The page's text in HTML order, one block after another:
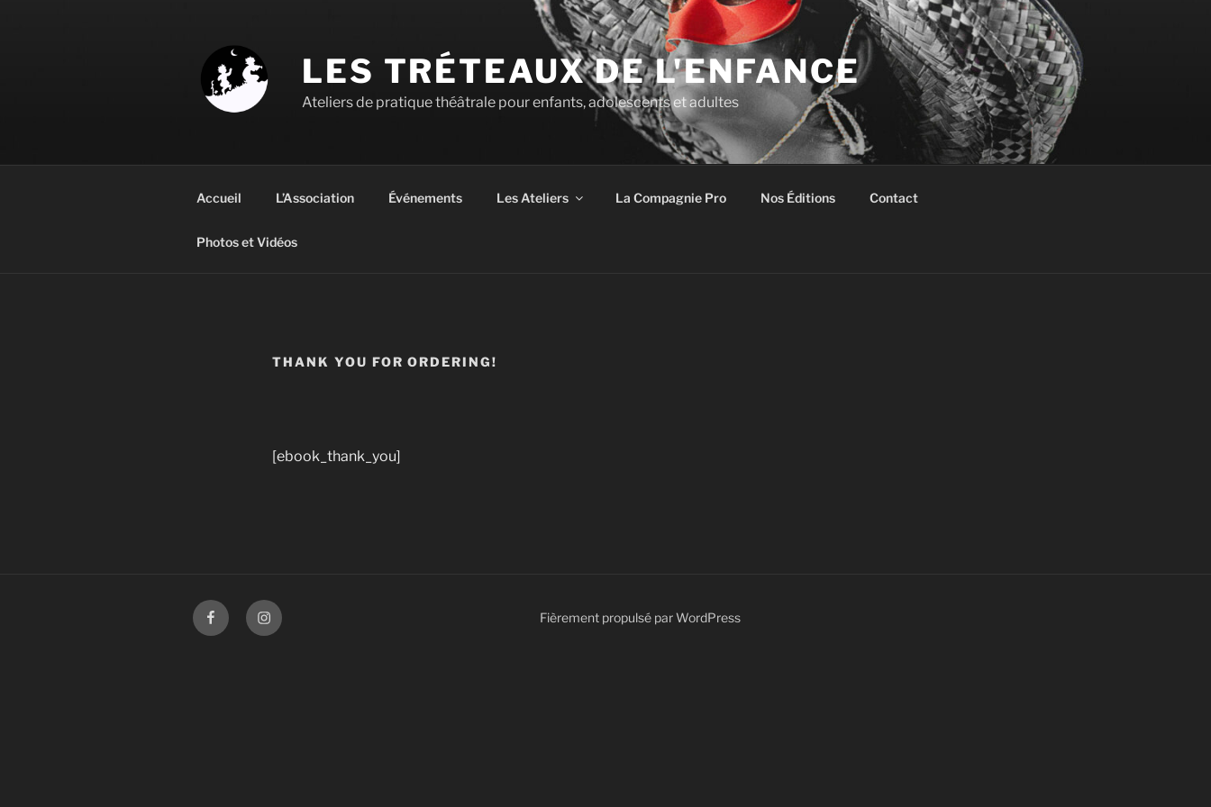
LES TRÉTEAUX DE L'ENFANCE
Ateliers de pratique théâtrale pour enfants, adolescents et adultes
Accueil L’Association Événements Les Ateliers La Compagnie Pro Nos Éditions Contact
Photos et Vidéos
THANK YOU FOR ORDERING!
[ebook_thank_you]
FacebookInstagram Fièrement propulsé par WordPress